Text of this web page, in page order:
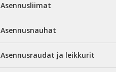
Asennusliimat
Asennusnauhat
Asennusraudat ja leikkurit